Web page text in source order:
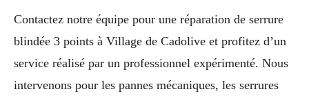
Contactez notre équipe pour une réparation de serrure
blindée 3 points à Village de Cadolive et profitez d’un
service réalisé par un professionnel expérimenté. Nous
intervenons pour les pannes mécaniques, les serrures